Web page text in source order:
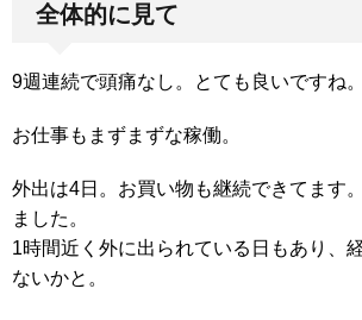
全体的に見て
9週連続で頭痛なし。とても良いですね。
お仕事もまずまずな稼働。
外出は4日。お買い物も継続できてます
ました。
1時間近く外に出られている日もあり、
ないかと。